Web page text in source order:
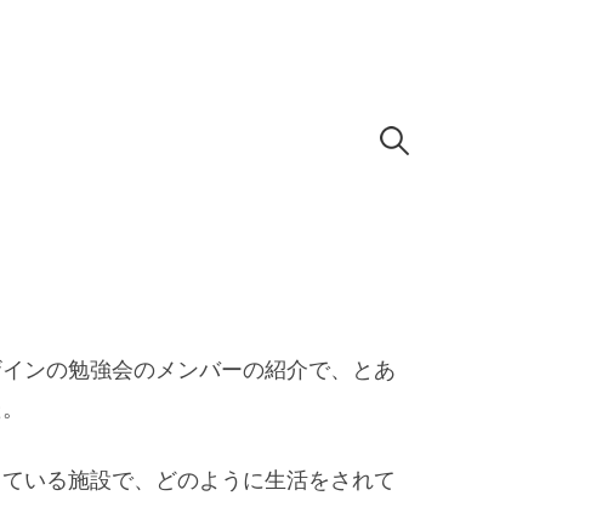
検
ンの勉強会のメンバーの紹介で、とあ
いる施設で、どのように生活をされて